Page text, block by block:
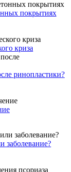
покрытиях
криза
ринопластики?
заболевание?